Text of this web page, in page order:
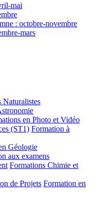
mai
: octobre-novembre
mars
Naturalistes
en Photo et Vidéo
(ST1) Formation à
Géologie
aux examens
Formations Chimie et
de Projets Formation en